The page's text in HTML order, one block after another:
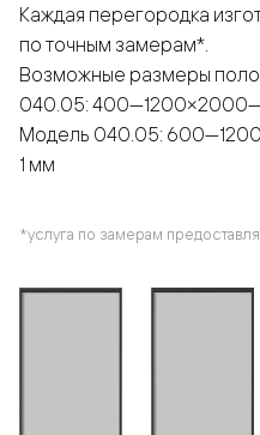
Каждая перегородка
по точным замерам*.
Возможные размеры
040.05:
Модель 040.05:
1 мм
*услуга по замерам